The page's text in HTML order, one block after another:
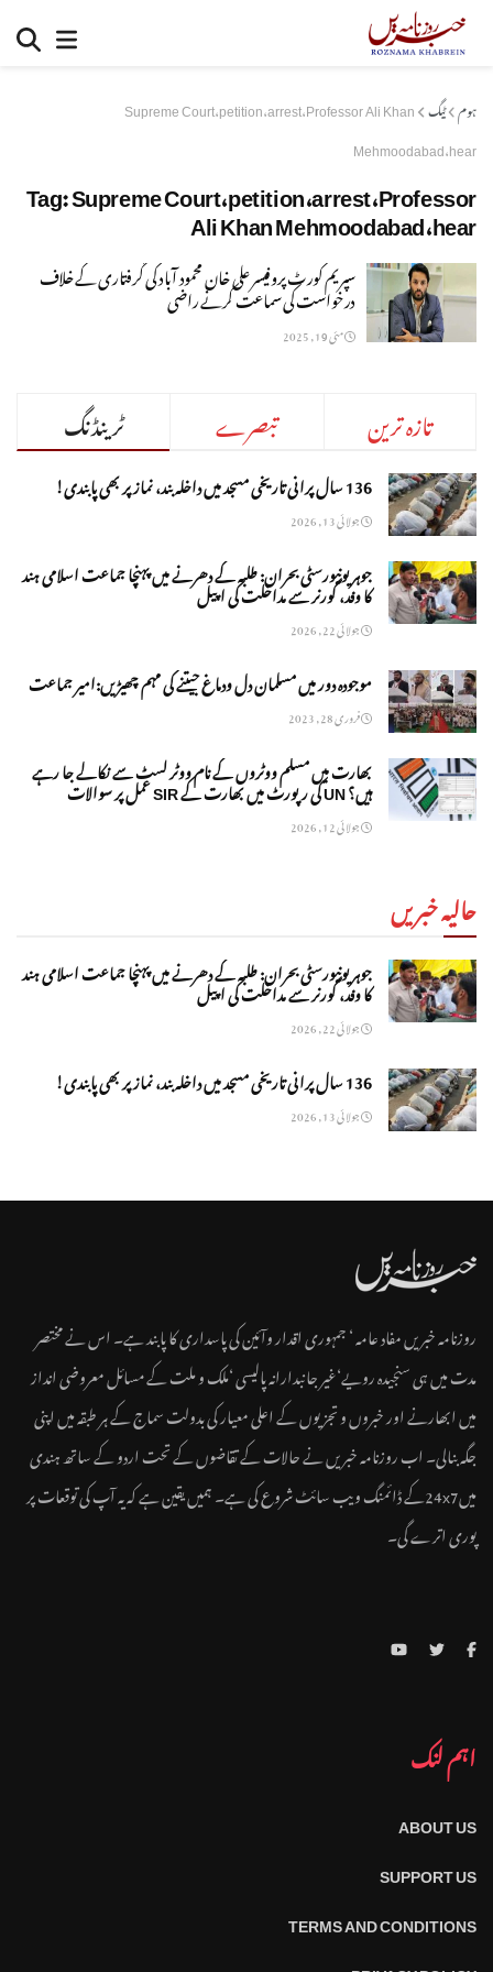
ہوم ٹیگ Supreme Court،petition،arrest،Professor Ali Khan
Mehmoodabad،hear
Tag:Supreme Court،petition،arrest،Professor
Ali Khan Mehmoodabad،hear
سپریم کورٹ پروفیسر علی خان محمود آباد کی گرفتاری کے خلاف
درخواست کی سماعت کرنے راضی
مئی 19, 2025
ٹرینڈنگ تبصرے تازہ ترین
136 سال پرانی تاریخی مسجد میں داخلہ بند، نماز پر بھی پابندی!
جولائی 13, 2026
جوہر یونیورسٹی بحران: طلبہ کے دھرنے میں پہنچا جماعت اسلامی ہند
کا وفد، گورنر سے مداخلت کی اپیل
جولائی 22, 2026
موجودہ دور میں مسلمان دل ودماغ جیتنے کی مہم چھیڑیں:امیر جماعت
فروری 28, 2023
بھارت میں مسلم ووٹروں کے نام ووٹر لسٹ سے نکالے جا رہے
ہیں؟ UN کی رپورٹ میں بھارت کے SIR عمل پر سوالات
جولائی 12, 2026
حالیہ خبریں
جوہر یونیورسٹی بحران: طلبہ کے دھرنے میں پہنچا جماعت اسلامی ہند
کا وفد، گورنر سے مداخلت کی اپیل
جولائی 22, 2026
136 سال پرانی تاریخی مسجد میں داخلہ بند، نماز پر بھی پابندی!
جولائی 13, 2026
روزنامہ خبریں مفاد عامہ ‘ جمہوری اقدار وآئین کی پاسداری کا پابند ہے۔ اس نے مختصر
مدت میں ہی سنجیدہ رویے‘غیر جانبدارانہ پالیسی ‘ملک و ملت کے مسائل معروضی انداز
میں ابھارنے اور خبروں و تجزیوں کے اعلی معیار کی بدولت سماج کے ہر طبقہ میں اپنی
جگہ بنالی۔ اب روزنامہ خبریں نے حالات کے تقاضوں کے تحت اردو کے ساتھ ہندی
میں24x7کے ڈائمنگ ویب سائٹ شروع کی ہے۔ ہمیں یقین ہے کہ یہ آپ کی توقعات پر
پوری اترے گی۔
اہم لنک
ABOUT US
SUPPORT US
TERMS AND CONDITIONS